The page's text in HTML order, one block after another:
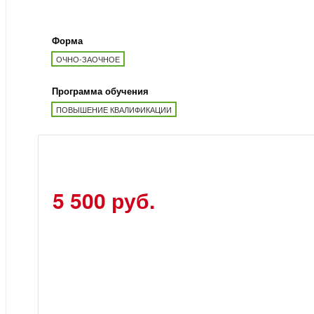
Форма
ОЧНО-ЗАОЧНОЕ
Программа обучения
ПОВЫШЕНИЕ КВАЛИФИКАЦИИ
5 500 руб.